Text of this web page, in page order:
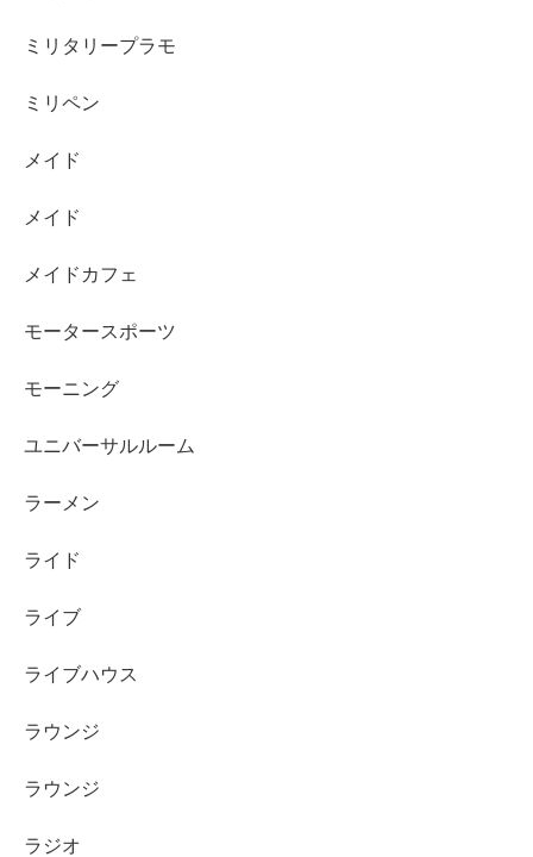
ミリタリープラモ
ミリペン
メイド
メイド
メイドカフェ
モータースポーツ
モーニング
ユニバーサルルーム
ラーメン
ライド
ライブ
ライブハウス
ラウンジ
ラウンジ
ラジオ